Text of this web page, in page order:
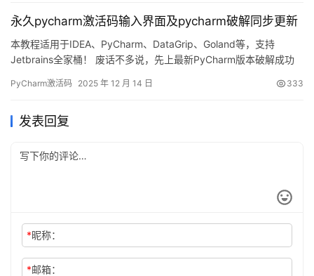
发者有效规避和解决相关问题。 1.…
永久pycharm激活码输入界面及pycharm破解同步更新
本教程适用于IDEA、PyCharm、DataGrip、Goland等，支持
Jetbrains全家桶！ 废话不多说，先上最新PyCharm版本破解成功
来，我就将通过图文的方式, 来详细讲解如何激活 PyCharm至
是Windo…
PyCharm激活码 2025 年 12 月 14 日 333
发表回复
*昵称：
*邮箱：